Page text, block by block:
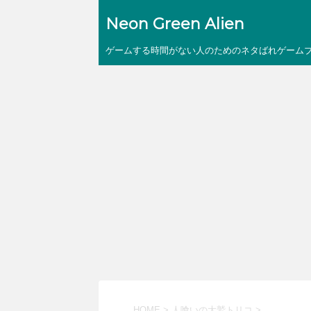
Neon Green Alien
ゲームする時間がない人のためのネタばれゲーム